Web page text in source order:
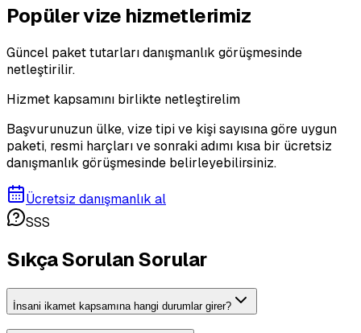
Popüler vize hizmetlerimiz
Güncel paket tutarları danışmanlık görüşmesinde
netleştirilir.
Hizmet kapsamını birlikte netleştirelim
Başvurunuzun ülke, vize tipi ve kişi sayısına göre uygun
paketi, resmi harçları ve sonraki adımı kısa bir ücretsiz
danışmanlık görüşmesinde belirleyebilirsiniz.
Ücretsiz danışmanlık al
SSS
Sıkça Sorulan Sorular
İnsani ikamet kapsamına hangi durumlar girer?